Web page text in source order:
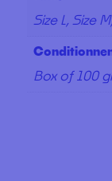
Size L, Size
Box of 100